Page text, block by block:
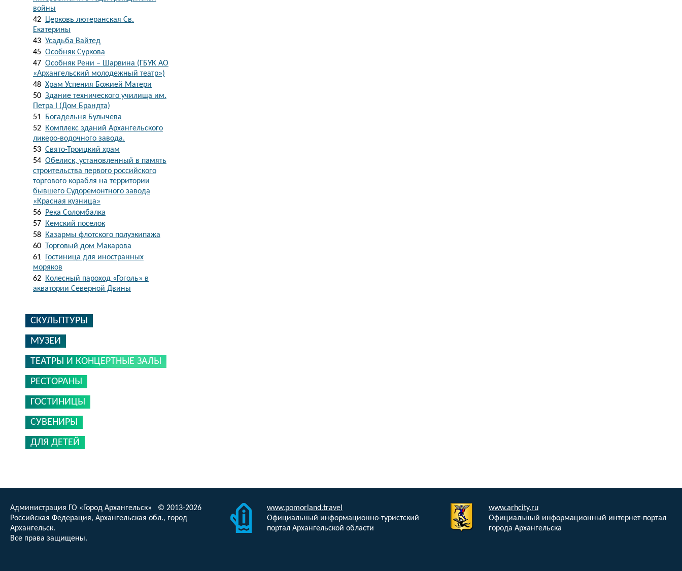
войны
42
Церковь лютеранская Св.
Екатерины
43 Усадьба Вайтед
45 Особняк Суркова
47 Особняк Рени – Шарвина (ГБУК АО
«Архангельский молодежный театр»)
48 Храм Успения Божией Матери
50 Здание технического училища им.
Петра I (Дом Брандта)
51
Богадельня Булычева
52
Комплекс зданий Архангельского
ликеро-водочного завода.
53 Свято-Троицкий храм
54 Обелиск, установленный в память
строительства первого российского
торгового корабля на территории
бывшего Судоремонтного завода
«Красная кузница»
56
Река Соломбалка
57
Кемский поселок
58
Казармы флотского полуэкипажа
60 Торговый дом Макарова
61
Гостиница для иностранных
моряков
62
Колесный пароход «Гоголь» в
акватории Северной Двины
СКУЛЬПТУРЫ
МУЗЕИ
ТЕАТРЫ И КОНЦЕРТНЫЕ ЗАЛЫ
РЕСТОРАНЫ
ГОСТИНИЦЫ
СУВЕНИРЫ
ДЛЯ ДЕТЕЙ
Администрация ГО «Город Архангельск» © 2013-2026
Российская Федерация, Архангельская обл., город
Архангельск.
Все права защищены.
www.pomorland.travel
Официальный информационно-туристский
портал Архангельской области
www.arhcity.ru
Официальный информационный интернет-портал
города Архангельска